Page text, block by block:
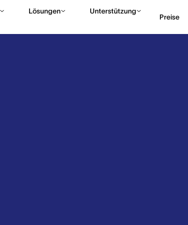
Lösungen Unterstützung
Preise